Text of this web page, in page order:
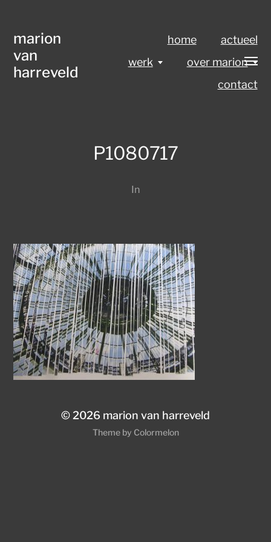
marion
van
harreveld
home
actueel
werk
over marion
contact
P1080717
In
© 2026 marion van harreveld
Theme by Colormelon